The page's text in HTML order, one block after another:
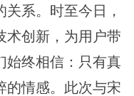
系。时至今日，
术创新，为用户带
始终相信：只有真
的情感。此次与宋